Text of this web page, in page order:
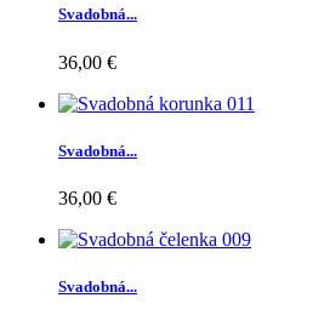
Svadobná...
36,00 €
Svadobná...
36,00 €
Svadobná...